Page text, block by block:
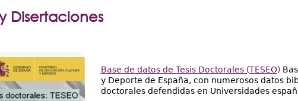
y Disertaciones
Base de datos de Tesis Doctorales (TESEO)
y Deporte de España, con numerosos datos
doctorales defendidas en Universidades